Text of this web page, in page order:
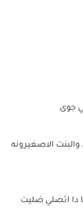
جوى
الاصغيرونه
دا اتصلي ضليت